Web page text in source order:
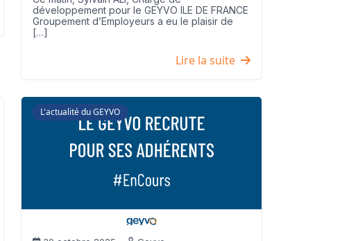
développement pour le GEYVO ILE DE FRANCE
Groupement d’Employeurs a eu le plaisir de
[…]
Lire la suite
L'actualité du GEYVO